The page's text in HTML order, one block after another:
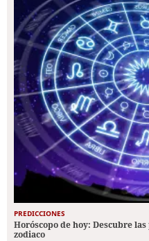
PREDICCIONES
Horóscopo de hoy: Descubre
zodiaco